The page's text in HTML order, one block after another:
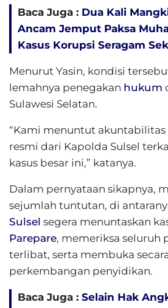
Baca Juga : Dua Kali
Ancam Jemput Paksa
Kasus Korupsi Seragam
Menurut Yasin, kondisi
lemahnya penegakan hukum
Sulawesi Selatan.
“Kami menuntut akuntabilitas
resmi dari Kapolda Sulsel
kasus besar ini,” katanya.
Dalam pernyataan sikapnya,
sejumlah tuntutan, di
Sulsel segera menuntaskan
Parepare, memeriksa seluruh
terlibat, serta membuka
perkembangan penyidikan.
Baca Juga : Selain Hak